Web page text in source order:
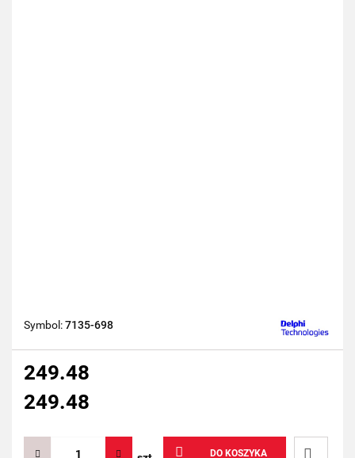
Symbol:7135-698
249.48
249.48
DO KOSZYKA